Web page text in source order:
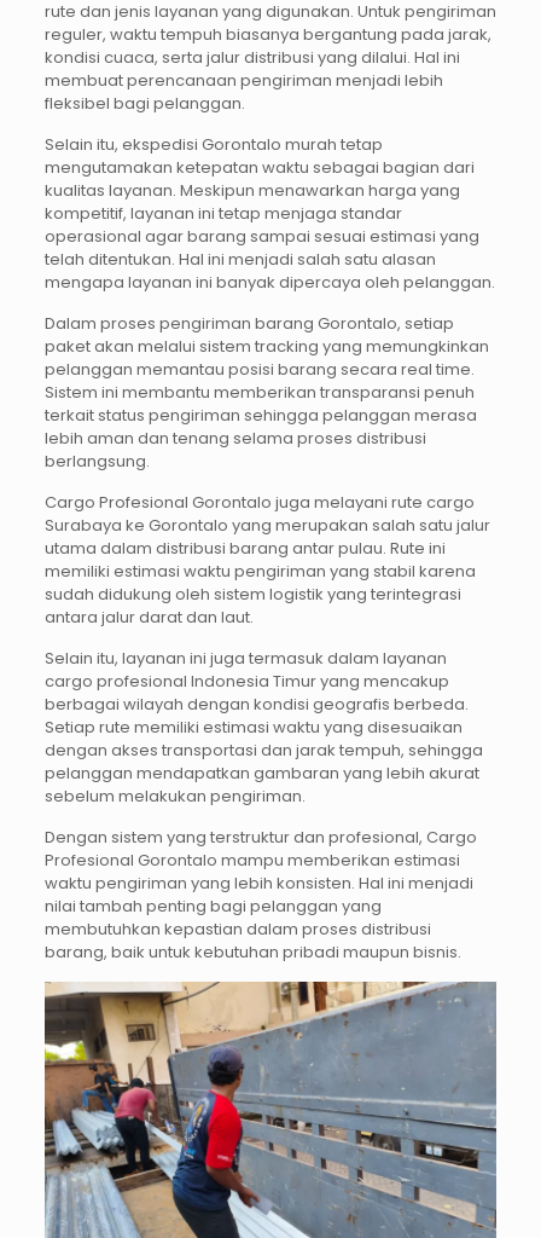
rute dan jenis layanan yang digunakan. Untuk pengiriman
reguler, waktu tempuh biasanya bergantung pada jarak,
kondisi cuaca, serta jalur distribusi yang dilalui. Hal ini
membuat perencanaan pengiriman menjadi lebih
fleksibel bagi pelanggan.
Selain itu, ekspedisi Gorontalo murah tetap
mengutamakan ketepatan waktu sebagai bagian dari
kualitas layanan. Meskipun menawarkan harga yang
kompetitif, layanan ini tetap menjaga standar
operasional agar barang sampai sesuai estimasi yang
telah ditentukan. Hal ini menjadi salah satu alasan
mengapa layanan ini banyak dipercaya oleh pelanggan.
Dalam proses pengiriman barang Gorontalo, setiap
paket akan melalui sistem tracking yang memungkinkan
pelanggan memantau posisi barang secara real time.
Sistem ini membantu memberikan transparansi penuh
terkait status pengiriman sehingga pelanggan merasa
lebih aman dan tenang selama proses distribusi
berlangsung.
Cargo Profesional Gorontalo juga melayani rute cargo
Surabaya ke Gorontalo yang merupakan salah satu jalur
utama dalam distribusi barang antar pulau. Rute ini
memiliki estimasi waktu pengiriman yang stabil karena
sudah didukung oleh sistem logistik yang terintegrasi
antara jalur darat dan laut.
Selain itu, layanan ini juga termasuk dalam layanan
cargo profesional Indonesia Timur yang mencakup
berbagai wilayah dengan kondisi geografis berbeda.
Setiap rute memiliki estimasi waktu yang disesuaikan
dengan akses transportasi dan jarak tempuh, sehingga
pelanggan mendapatkan gambaran yang lebih akurat
sebelum melakukan pengiriman.
Dengan sistem yang terstruktur dan profesional, Cargo
Profesional Gorontalo mampu memberikan estimasi
waktu pengiriman yang lebih konsisten. Hal ini menjadi
nilai tambah penting bagi pelanggan yang
membutuhkan kepastian dalam proses distribusi
barang, baik untuk kebutuhan pribadi maupun bisnis.